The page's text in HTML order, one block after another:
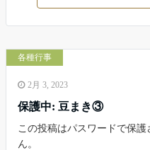
各種行事
2月 3, 2023
保護中: 豆まき③
この投稿はパスワードで保
ん。